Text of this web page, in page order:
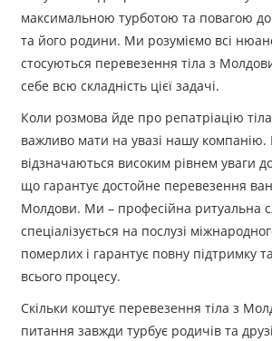
максимальною турботою та повагою до
та його родини. Ми розуміємо всі
стосуються перевезення тілаз
себе всю складність цієї задачі.
Коли розмова йде про репатріацію
важливо мати на увазі нашу компанію.
відзначаються високим рівнем уваги
що гарантує достойне перевезення
Молдови. Ми – професійна ритуальна
спеціалізується на послузі
померлих і гарантує повну підтримку
всього процесу.
Скільки коштує перевезення тіла з
питання завжди турбує родичів та